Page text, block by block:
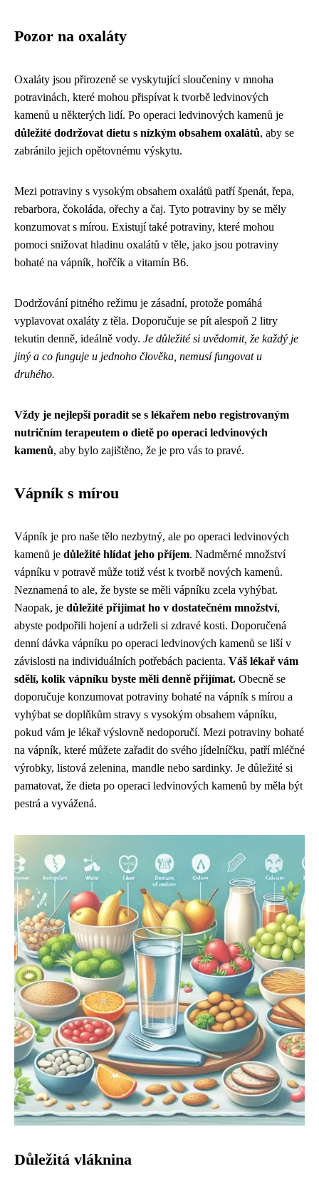
Pozor na oxaláty
Oxaláty jsou přirozeně se vyskytující sloučeniny v mnoha
potravinách, které mohou přispívat k tvorbě ledvinových
kamenů u některých lidí. Po operaci ledvinových kamenů je
důležité dodržovat dietu s nízkým obsahem oxalátů, aby se
zabránilo jejich opětovnému výskytu.
Mezi potraviny s vysokým obsahem oxalátů patří špenát, řepa,
rebarbora, čokoláda, ořechy a čaj. Tyto potraviny by se měly
konzumovat s mírou. Existují také potraviny, které mohou
pomoci snižovat hladinu oxalátů v těle, jako jsou potraviny
bohaté na vápník, hořčík a vitamín B6.
Dodržování pitného režimu je zásadní, protože pomáhá
vyplavovat oxaláty z těla. Doporučuje se pít alespoň 2 litry
tekutin denně, ideálně vody. Je důležité si uvědomit, že každý je
jiný a co funguje u jednoho člověka, nemusí fungovat u
druhého.
Vždy je nejlepší poradit se s lékařem nebo registrovaným
nutričním terapeutem o dietě po operaci ledvinových
kamenů, aby bylo zajištěno, že je pro vás to pravé.
Vápník s mírou
Vápník je pro naše tělo nezbytný, ale po operaci ledvinových
kamenů je důležité hlídat jeho příjem. Nadměrné množství
vápníku v potravě může totiž vést k tvorbě nových kamenů.
Neznamená to ale, že byste se měli vápníku zcela vyhýbat.
Naopak, je důležité přijímat ho v dostatečném množství,
abyste podpořili hojení a udrželi si zdravé kosti. Doporučená
denní dávka vápníku po operaci ledvinových kamenů se liší v
závislosti na individuálních potřebách pacienta. Váš lékař vám
sdělí, kolik vápníku byste měli denně přijímat. Obecně se
doporučuje konzumovat potraviny bohaté na vápník s mírou a
vyhýbat se doplňkům stravy s vysokým obsahem vápníku,
pokud vám je lékař výslovně nedoporučí. Mezi potraviny bohaté
na vápník, které můžete zařadit do svého jídelníčku, patří mléčné
výrobky, listová zelenina, mandle nebo sardinky. Je důležité si
pamatovat, že dieta po operaci ledvinových kamenů by měla být
pestrá a vyvážená.
Důležitá vláknina